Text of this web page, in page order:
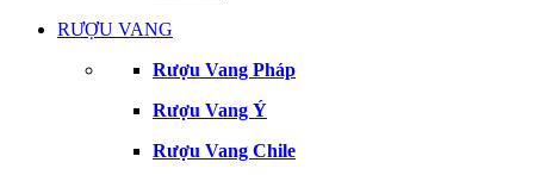
RƯỢU VANG
Rượu Vang Pháp
Rượu Vang Ý
Rượu Vang Chile